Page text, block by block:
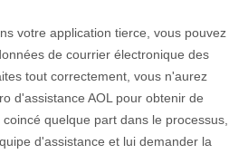
votre application tierce, vous pouvez
de courrier électronique des
tout correctement, vous n'aurez
d'assistance AOL pour obtenir de
quelque part dans le processus,
d'assistance et lui demander la